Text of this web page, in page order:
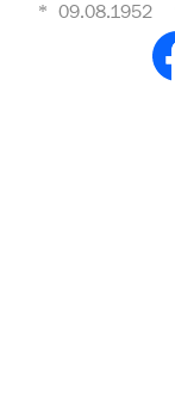
09.08.1952